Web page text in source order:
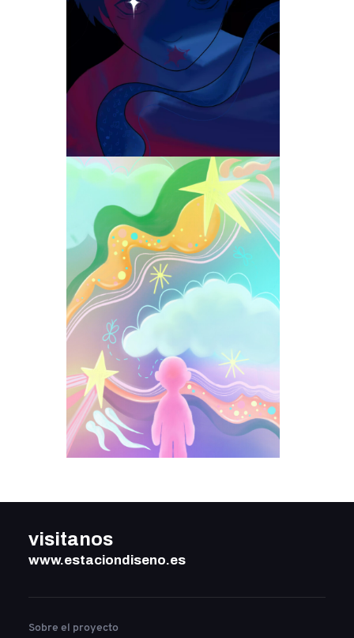
visitanos
www.estaciondiseno.es
Sobre el proyecto